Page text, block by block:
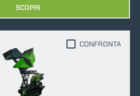
SCOPRI
CONFRONTA